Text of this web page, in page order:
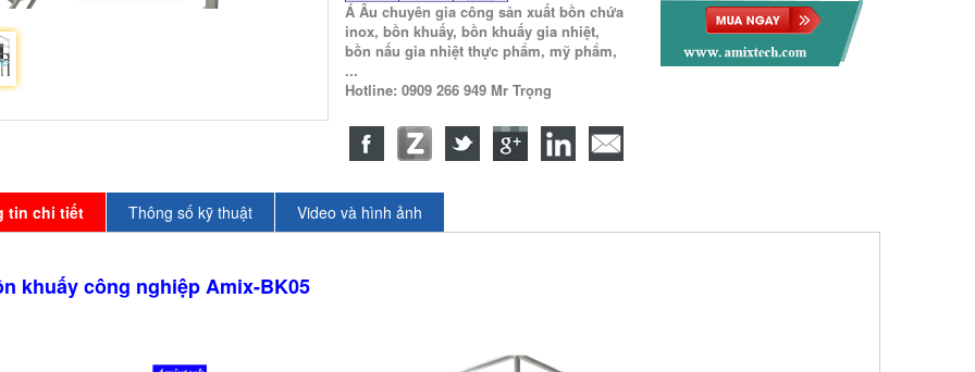
Á Âu chuyên gia công sản xuất bồn chứa
inox, bồn khuấy, bồn khuấy gia nhiệt,
bồn nấu gia nhiệt thực phẩm, mỹ phẩm,
...
Hotline: 0909 266 949 Mr Trọng
tin chi tiết Thông số kỹ thuật Video và hình ảnh
khuấy công nghiệp Amix-BK05